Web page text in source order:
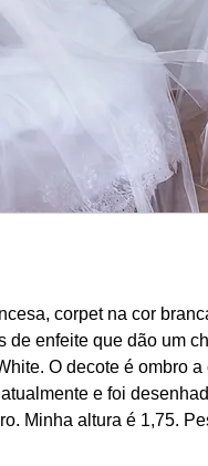
corpet na cor
de enfeite que dão um
O decote é ombro a
e foi
Minha altura é 1,75.